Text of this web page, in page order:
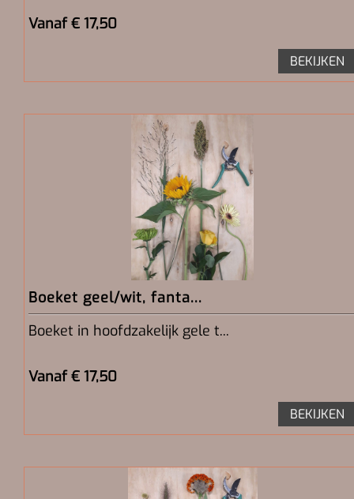
Vanaf € 17,50
BEKIJKEN
Boeket geel/wit, fanta...
Boeket in hoofdzakelijk gele t...
Vanaf € 17,50
BEKIJKEN